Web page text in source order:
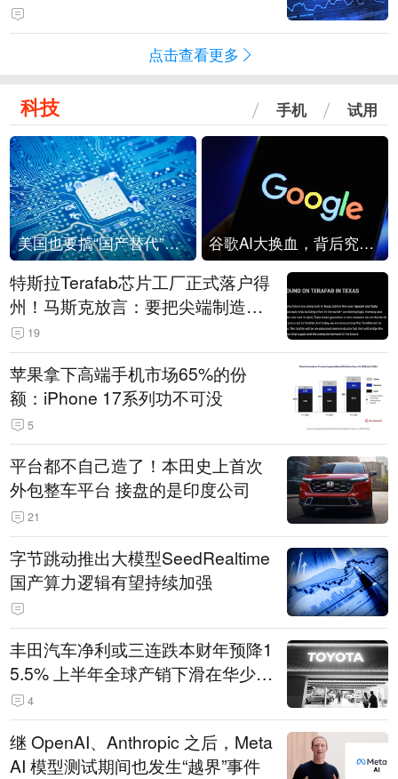
点击查看更多
科技 手机 试用
美国也要搞“国产替代”？先算清三笔账 谷歌AI大换血，背后究竟发生了什么？
特斯拉Terafab芯片工厂正式落户得
州！马斯克放言：要把尖端制造带
回美国
19
苹果拿下高端手机市场65%的份
额：iPhone 17系列功不可没
5
平台都不自己造了！本田史上首次
外包整车平台 接盘的是印度公司
21
字节跳动推出大模型SeedRealtime
国产算力逻辑有望持续加强
丰田汽车净利或三连跌本财年预降1
5.5% 上半年全球产销下滑在华少卖
14.3万辆
4
继 OpenAI、Anthropic 之后，Meta
AI 模型测试期间也发生“越界”事件